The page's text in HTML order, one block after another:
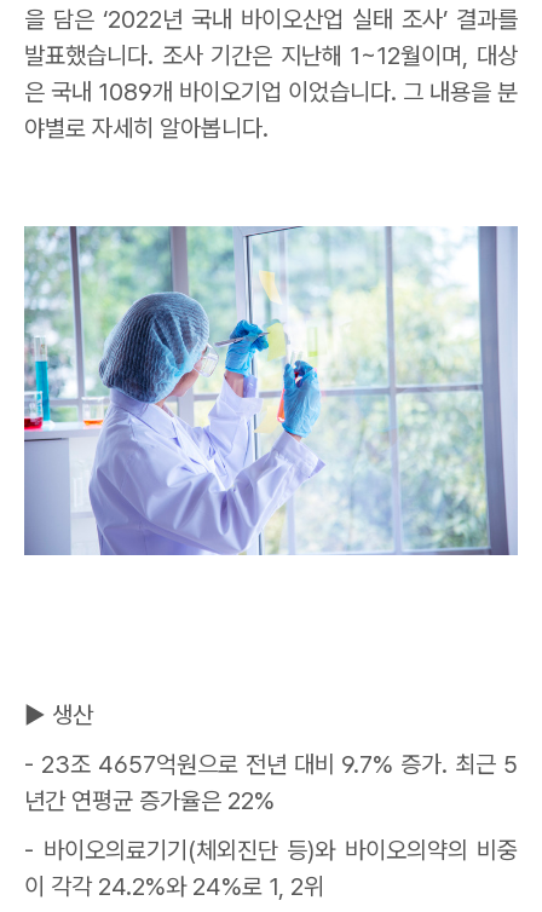
을 담은 ‘2022년 국내 바이오산업 실태 조사’ 결과를
발표했습니다. 조사 기간은 지난해 1~12월이며, 대상
은 국내 1089개 바이오기업 이었습니다. 그 내용을 분
야별로 자세히 알아봅니다.
▶ 생산
- 23조 4657억원으로 전년 대비 9.7% 증가. 최근 5
년간 연평균 증가율은 22%
- 바이오의료기기 (체외진단 등)와 바이오의약의 비중
이 각각 24.2%와 24%로 1, 2위